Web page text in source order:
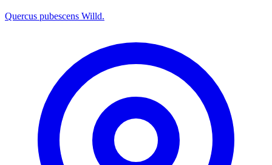
Quercus pubescens Willd.